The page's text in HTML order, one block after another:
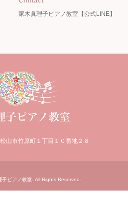
家木眞理子ピアノ教室【公式LINE】
山市竹原町１丁目１０番地２８
子ピアノ教室. All Rights Reserved.